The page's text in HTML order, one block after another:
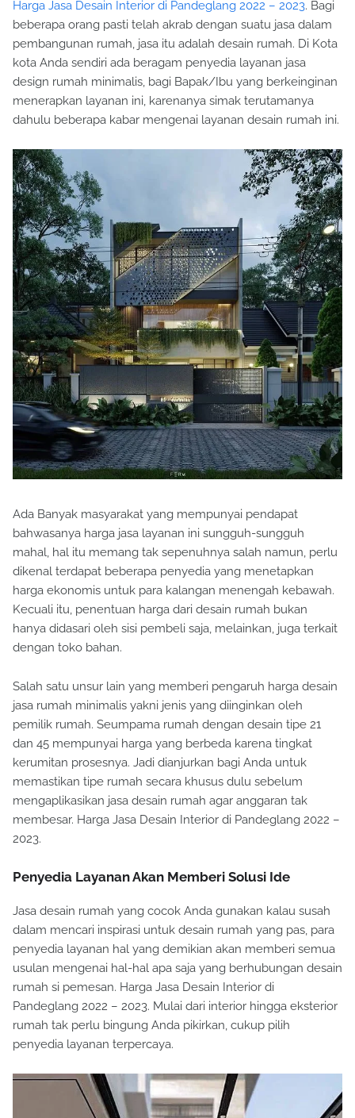
Harga Jasa Desain Interior di Pandeglang 2022 – 2023. Bagi
beberapa orang pasti telah akrab dengan suatu jasa dalam
pembangunan rumah, jasa itu adalah desain rumah. Di Kota
kota Anda sendiri ada beragam penyedia layanan jasa
design rumah minimalis, bagi Bapak/Ibu yang berkeinginan
menerapkan layanan ini, karenanya simak terutamanya
dahulu beberapa kabar mengenai layanan desain rumah ini.
Ada Banyak masyarakat yang mempunyai pendapat
bahwasanya harga jasa layanan ini sungguh-sungguh
mahal, hal itu memang tak sepenuhnya salah namun, perlu
dikenal terdapat beberapa penyedia yang menetapkan
harga ekonomis untuk para kalangan menengah kebawah.
Kecuali itu, penentuan harga dari desain rumah bukan
hanya didasari oleh sisi pembeli saja, melainkan, juga terkait
dengan toko bahan.
Salah satu unsur lain yang memberi pengaruh harga desain
jasa rumah minimalis yakni jenis yang diinginkan oleh
pemilik rumah. Seumpama rumah dengan desain tipe 21
dan 45 mempunyai harga yang berbeda karena tingkat
kerumitan prosesnya. Jadi dianjurkan bagi Anda untuk
memastikan tipe rumah secara khusus dulu sebelum
mengaplikasikan jasa desain rumah agar anggaran tak
membesar. Harga Jasa Desain Interior di Pandeglang 2022 –
2023.
Penyedia Layanan Akan Memberi Solusi Ide
Jasa desain rumah yang cocok Anda gunakan kalau susah
dalam mencari inspirasi untuk desain rumah yang pas, para
penyedia layanan hal yang demikian akan memberi semua
usulan mengenai hal-hal apa saja yang berhubungan desain
rumah si pemesan. Harga Jasa Desain Interior di
Pandeglang 2022 – 2023. Mulai dari interior hingga eksterior
rumah tak perlu bingung Anda pikirkan, cukup pilih
penyedia layanan terpercaya.